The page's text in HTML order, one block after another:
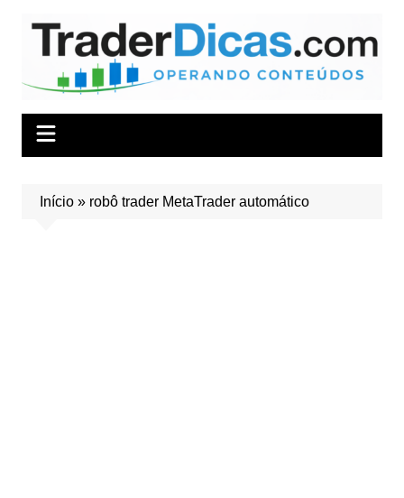
conteúdo
Início» robô trader MetaTrader automático